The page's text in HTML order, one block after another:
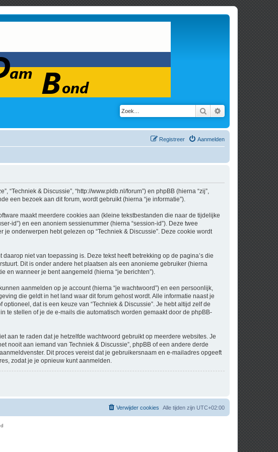
Zoek Uitgebreid zoeken
Aanmelden
Registreer
“Techniek & Discussie”, “http://www.pldb.nl/forum”) en phpBB (hierna “zij”,
een bezoek aan dit forum, wordt gebruikt (hierna “je informatie”).
maakt meerdere cookies aan (kleine tekstbestanden die naar de tijdelijke
id”) en een anoniem sessienummer (hierna “session-id”). Deze twee
onderwerpen hebt gelezen op “Techniek & Discussie”. Deze cookie wordt
niet van toepassing is. Deze tekst heeft betrekking op de pagina’s die
Dit is onder andere het plaatsen als een anonieme gebruiker (hierna
en wanneer je bent aangemeld (hierna “je berichten”).
aanmelden op je account (hierna “je wachtwoord”) en een persoonlijk,
die geldt in het land waar dit forum gehost wordt. Alle informatie naast je
dat is een keuze van “Techniek & Discussie”. Je hebt altijd zelf de
te stellen of je de e-mails die automatisch worden gemaakt door de phpBB-
aan te raden dat je hetzelfde wachtwoord gebruikt op meerdere websites. Je
nooit aan iemand van Techniek & Discussie”, phpBB of een andere derde
Dit proces vereist dat je gebruikersnaam en e-mailadres opgeeft
zodat je je opnieuw kunt aanmelden.
Alle tijden zijn UTC+02:00
Verwijder cookies